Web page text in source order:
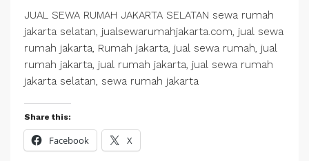
JUAL SEWA RUMAH JAKARTA SELATAN sewa rumah
jakarta selatan, jualsewarumahjakarta.com, jual sewa
rumah jakarta, Rumah jakarta, jual sewa rumah, jual
rumah jakarta, jual rumah jakarta, jual sewa rumah
jakarta selatan, sewa rumah jakarta
Share this:
Facebook X